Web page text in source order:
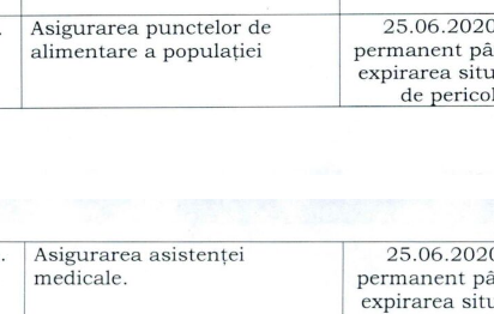
a Consiliului
din 06 mai 2026
Ședința Comisiei pentru
întrebări juridice şi
administraţie publică a
Consiliului raional Soroca din 04 mai
Consiliului Raional Soroca
pentru proiectele de decizie
planificate pentru a fi analizate la